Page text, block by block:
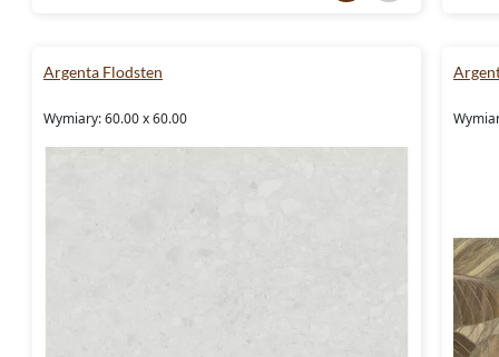
Argenta Flodsten
Wymiary: 60.00 x 60.00